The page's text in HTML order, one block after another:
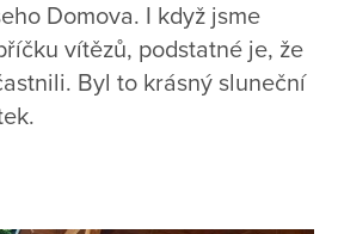
Domova. I když jsme
vítězů, podstatné je, že
Byl to krásný sluneční